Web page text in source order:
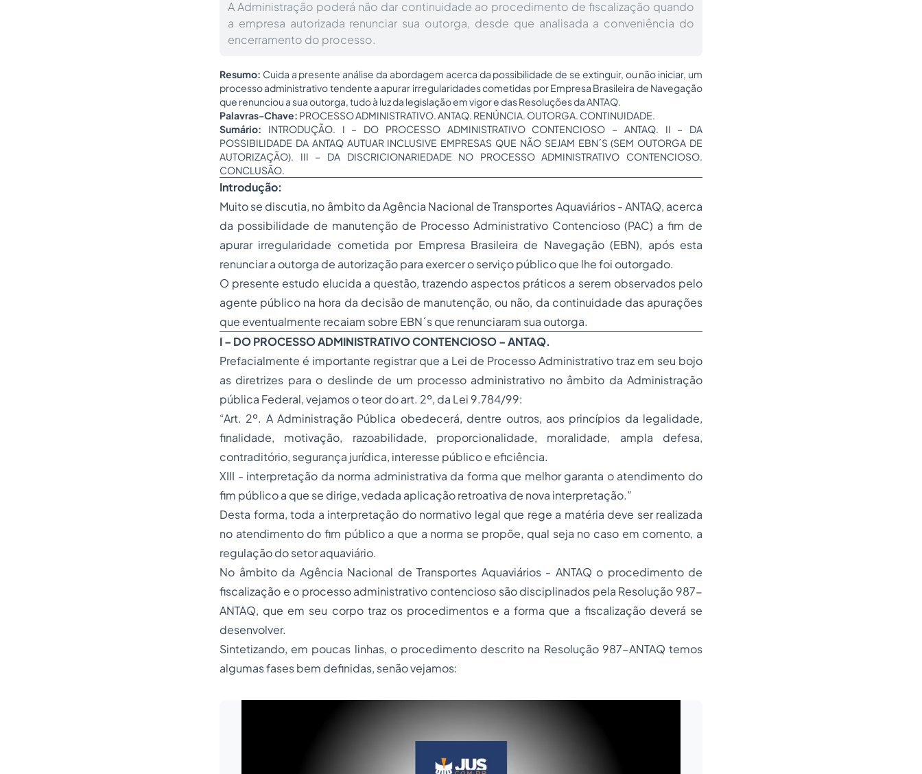
A Administração poderá não dar continuidade ao procedimento de fiscalização quando
a empresa autorizada renunciar sua outorga, desde que analisada a conveniência do
encerramento do processo.
Resumo: Cuida a presente análise da abordagem acerca da possibilidade de se extinguir, ou não iniciar, um
processo administrativo tendente a apurar irregularidades cometidas por Empresa Brasileira de Navegação
que renunciou a sua outorga, tudo à luz da legislação em vigor e das Resoluções da ANTAQ.
Palavras-Chave: PROCESSO ADMINISTRATIVO. ANTAQ. RENÚNCIA. OUTORGA. CONTINUIDADE.
Sumário: INTRODUÇÃO. I – DO PROCESSO ADMINISTRATIVO CONTENCIOSO – ANTAQ. II – DA
POSSIBILIDADE DA ANTAQ AUTUAR INCLUSIVE EMPRESAS QUE NÃO SEJAM EBN´S (SEM OUTORGA DE
AUTORIZAÇÃO). III – DA DISCRICIONARIEDADE NO PROCESSO ADMINISTRATIVO CONTENCIOSO.
CONCLUSÃO.
Introdução:
Muito se discutia, no âmbito da Agência Nacional de Transportes Aquaviários - ANTAQ, acerca
da possibilidade de manutenção de Processo Administrativo Contencioso (PAC) a fim de
apurar irregularidade cometida por Empresa Brasileira de Navegação (EBN), após esta
renunciar a outorga de autorização para exercer o serviço público que lhe foi outorgado.
O presente estudo elucida a questão, trazendo aspectos práticos a serem observados pelo
agente público na hora da decisão de manutenção, ou não, da continuidade das apurações
que eventualmente recaiam sobre EBN´s que renunciaram sua outorga.
I – DO PROCESSO ADMINISTRATIVO CONTENCIOSO – ANTAQ.
Prefacialmente é importante registrar que a Lei de Processo Administrativo traz em seu bojo
as diretrizes para o deslinde de um processo administrativo no âmbito da Administração
pública Federal, vejamos o teor do art. 2º, da Lei 9.784/99:
“Art. 2º. A Administração Pública obedecerá, dentre outros, aos princípios da legalidade,
finalidade, motivação, razoabilidade, proporcionalidade, moralidade, ampla defesa,
contraditório, segurança jurídica, interesse público e eficiência.
XIII - interpretação da norma administrativa da forma que melhor garanta o atendimento do
fim público a que se dirige, vedada aplicação retroativa de nova interpretação.”
Desta forma, toda a interpretação do normativo legal que rege a matéria deve ser realizada
no atendimento do fim público a que a norma se propõe, qual seja no caso em comento, a
regulação do setor aquaviário.
No âmbito da Agência Nacional de Transportes Aquaviários - ANTAQ o procedimento de
fiscalização e o processo administrativo contencioso são disciplinados pela Resolução 987-
ANTAQ, que em seu corpo traz os procedimentos e a forma que a fiscalização deverá se
desenvolver.
Sintetizando, em poucas linhas, o procedimento descrito na Resolução 987-ANTAQ temos
algumas fases bem definidas, senão vejamos: